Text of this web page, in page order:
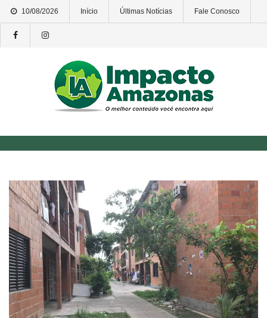
Skip
to
content
10/08/2026 Início Últimas Notícias Fale Conosco